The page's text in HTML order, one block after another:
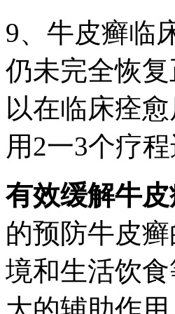
9、牛皮癣临
仍未完全恢
以在临床痊
用2一3个疗
有效缓解牛
的预防牛皮
境和生活饮